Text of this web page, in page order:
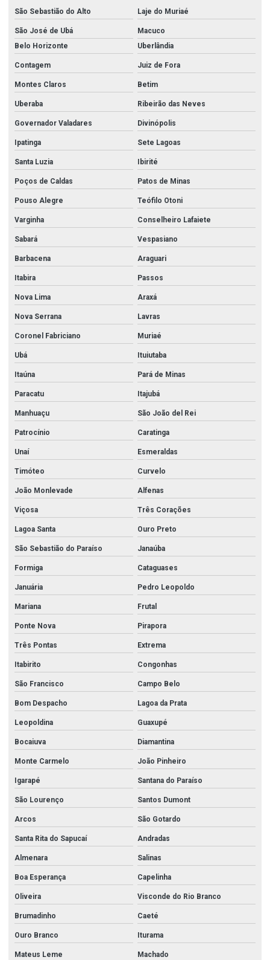
São Sebastião do Alto Laje do Muriaé
São José de Ubá
Macuco
Belo Horizonte
Uberlândia
Contagem Juiz de Fora
Montes Claros Betim
Uberaba Ribeirão das Neves
Governador Valadares Divinópolis
Ipatinga Sete Lagoas
Santa Luzia Ibirité
Poços de Caldas Patos de Minas
Pouso Alegre Teófilo Otoni
Varginha Conselheiro Lafaiete
Sabará Vespasiano
Barbacena Araguari
Itabira Passos
Nova Lima Araxá
Nova Serrana Lavras
Coronel Fabriciano Muriaé
Ubá Ituiutaba
Itaúna Pará de Minas
Paracatu Itajubá
Manhuaçu São João del Rei
Patrocínio Caratinga
Unaí Esmeraldas
Timóteo Curvelo
João Monlevade Alfenas
Viçosa Três Corações
Lagoa Santa Ouro Preto
São Sebastião do Paraíso Janaúba
Formiga Cataguases
Januária Pedro Leopoldo
Mariana Frutal
Ponte Nova Pirapora
Três Pontas Extrema
Itabirito Congonhas
São Francisco Campo Belo
Bom Despacho Lagoa da Prata
Leopoldina Guaxupé
Bocaiuva Diamantina
Monte Carmelo João Pinheiro
Igarapé Santana do Paraíso
São Lourenço Santos Dumont
Arcos São Gotardo
Santa Rita do Sapucaí Andradas
Almenara Salinas
Boa Esperança Capelinha
Oliveira Visconde do Rio Branco
Brumadinho Caeté
Ouro Branco Iturama
Mateus Leme Machado